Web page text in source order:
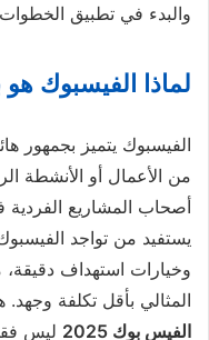
والبدء في تطبيق
لماذا الفيسبوك هو
الفيسبوك يتميز بجمهور
من الأعمال أو الأنشطة
أصحاب المشاريع
يستفيد من تواجد
وخيارات استهداف
المثالي بأقل تكلفة
الفيس بوك 2025
ليس